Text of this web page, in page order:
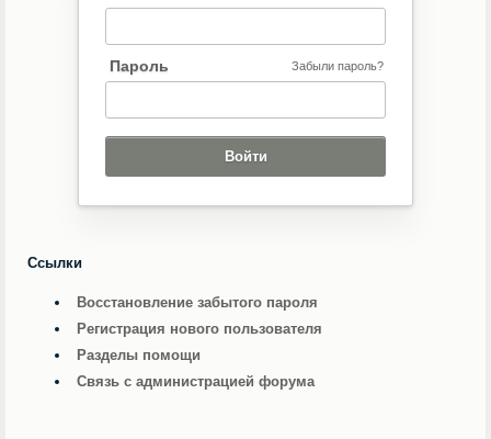
Пароль Забыли пароль?
Ссылки
Восстановление забытого пароля
Регистрация нового пользователя
Разделы помощи
Связь с администрацией форума